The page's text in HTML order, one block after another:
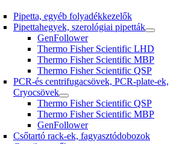
Pipetta, egyéb folyadékkezelők
Pipettahegyek, szerológiai pipetták
GenFollower
Thermo Fisher Scientific LHD
Thermo Fisher Scientific MBP
Thermo Fisher Scientific QSP
PCR-és centrifugacsövek, PCR-plate-ek,
Cryocsövek
Thermo Fisher Scientific QSP
Thermo Fisher Scientific MBP
GenFollower
Csőtartó rack-ek, fagyasztódobozok